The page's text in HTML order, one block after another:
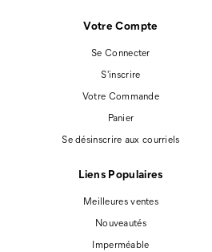
Votre Compte
Se Connecter
S'inscrire
Votre Commande
Panier
Se désinscrire aux courriels
Liens Populaires
Meilleures ventes
Nouveautés
Imperméable